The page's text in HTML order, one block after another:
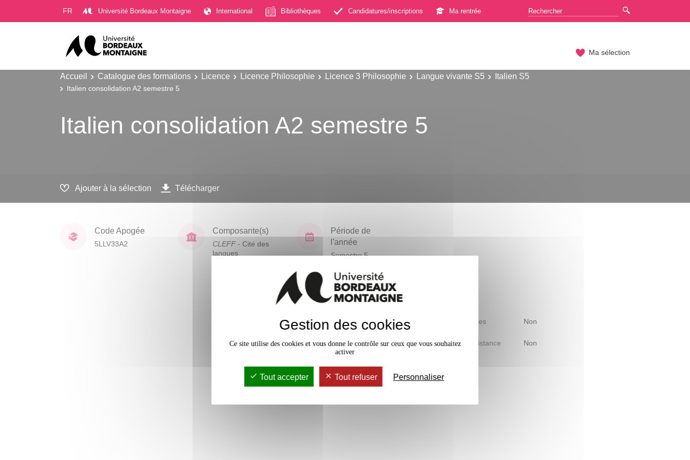
FR Université Bordeaux Montaigne International Bibliothèques Candidatures/inscriptions Ma rentrée
Ma sélection
Accueil Catalogue des formations Licence Licence Philosophie Licence 3 Philosophie Langue vivante S5 Italien S5
Italien consolidation A2 semestre 5
Italien consolidation A2 semestre 5
Ajouter à la sélection Télécharger
Code Apogée
5LLV33A2
Composante(s)
CLEFF - Cité des
langues
Période de
l'année
Semestre 5
Mobilité d'études Non
Accessible à distance Non
Gestion des cookies
Ce site utilise des cookies et vous donne le contrôle sur ceux que vous souhaitez
activer
Tout accepter Tout refuser Personnaliser